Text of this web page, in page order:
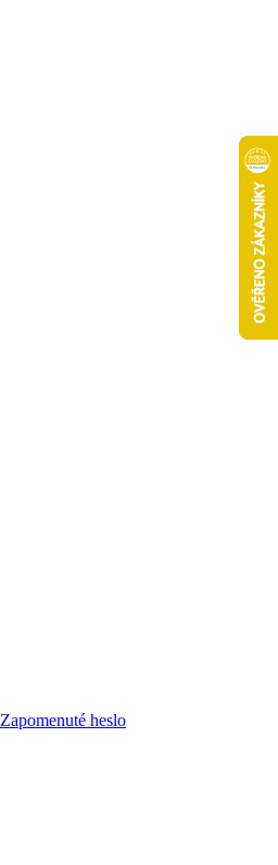
Zapomenuté heslo